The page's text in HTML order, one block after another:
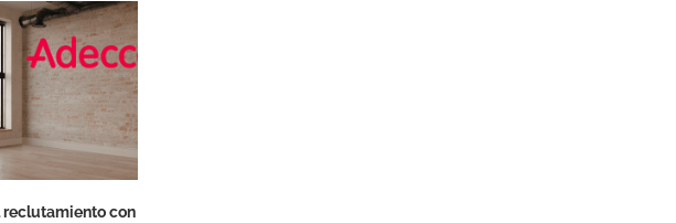
reclutamiento con